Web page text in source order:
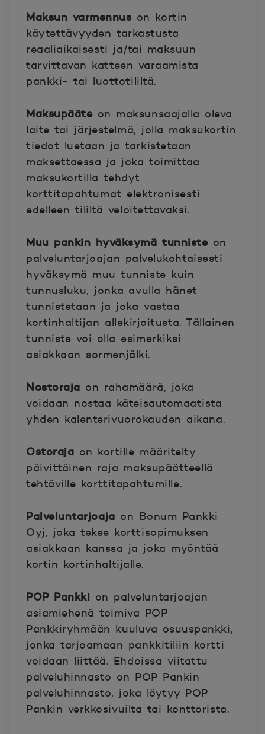
Maksun varmennus on kortin
käytettävyyden tarkastusta
reaaliaikaisesti ja/tai maksuun
tarvittavan katteen varaamista
pankki- tai luottotililtä.
Maksupääte on maksunsaajalla oleva
laite tai järjestelmä, jolla maksukortin
tiedot luetaan ja tarkistetaan
maksettaessa ja joka toimittaa
maksukortilla tehdyt
korttitapahtumat elektronisesti
edelleen tililtä veloitettavaksi.
Muu pankin hyväksymä tunniste on
palveluntarjoajan palvelukohtaisesti
hyväksymä muu tunniste kuin
tunnusluku, jonka avulla hänet
tunnistetaan ja joka vastaa
kortinhaltijan allekirjoitusta. Tällainen
tunniste voi olla esimerkiksi
asiakkaan sormenjälki.
Nostoraja on rahamäärä, joka
voidaan nostaa käteisautomaatista
yhden kalenterivuorokauden aikana.
Ostoraja on kortille määritelty
päivittäinen raja maksupäätteellä
tehtäville korttitapahtumille.
Palveluntarjoaja on Bonum Pankki
Oyj, joka tekee korttisopimuksen
asiakkaan kanssa ja joka myöntää
kortin kortinhaltijalle.
POP Pankki on palveluntarjoajan
asiamiehenä toimiva POP
Pankkiryhmään kuuluva osuuspankki,
jonka tarjoamaan pankkitiliin kortti
voidaan liittää. Ehdoissa viitattu
palveluhinnasto on POP Pankin
palveluhinnasto, joka löytyy POP
Pankin verkkosivuilta tai konttorista.